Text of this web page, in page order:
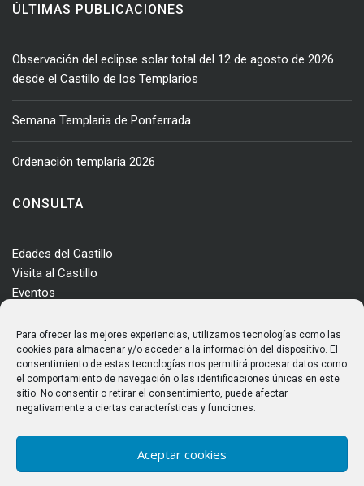
Para ofrecer las mejores experiencias, utilizamos tecnologías como las
cookies para almacenar y/o acceder a la información del dispositivo. El
consentimiento de estas tecnologías nos permitirá procesar datos como
el comportamiento de navegación o las identificaciones únicas en este
sitio. No consentir o retirar el consentimiento, puede afectar
negativamente a ciertas características y funciones.
Aceptar cookies
ÚLTIMAS PUBLICACIONES
Observación del eclipse solar total del 12 de agosto de 2026
desde el Castillo de los Templarios
Semana Templaria de Ponferrada
Ordenación templaria 2026
CONSULTA
Edades del Castillo
Visita al Castillo
Eventos
Enclave
Más información
Consultas
Horarios y tarifas